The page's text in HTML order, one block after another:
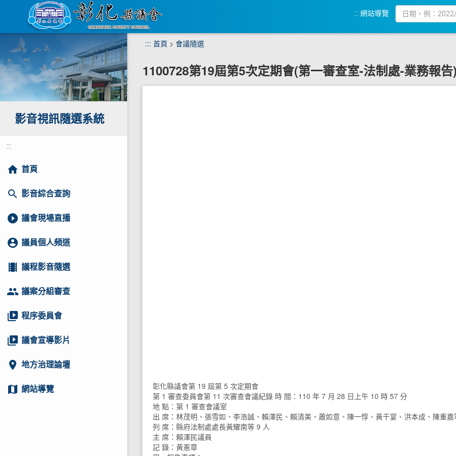
主
要
容
區
::: 網站導覽
影音視訊隨選系統
:::
home 首頁
search 影音綜合查詢
play_circle_filled 議會現場直播
account_circle 議員個人頻道
local_movies 議程影音隨選
group 議案分組審查
video_library 程序委員會
video_library 議會宣導影片
location_on 地方治理論壇
map 網站導覽
::: 首頁 > 會議隨選
1100728第19屆第5次定期會(第一審查室-法制處-業務報
彰化縣議會第 19 屆第 5 次定期會
第 1 審查委員會第 11 次審查會議紀錄 時 間：110 年 7 月 28 日上午 10 時 57 分
地 點：第 1 審查會議室
出 席：林茂明、張雪如、李浩誠、賴澤民、賴清美、蕭如意、陳一惇、黃千宴、洪本成、陳重
列 席：縣府法制處處長黃耀南等 9 人
主 席：賴澤民議員
記 錄：黃憲章